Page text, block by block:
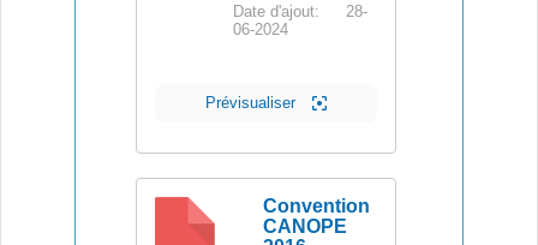
Date d'ajout:
28-
06-2024
Prévisualiser
Convention
CANOPE